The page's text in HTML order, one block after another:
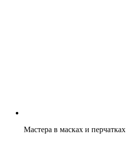
Мастера в масках и перчатках